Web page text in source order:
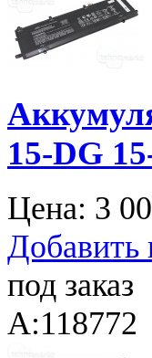
15-DG
Цена: 3
Добавить
под заказ
A:118772